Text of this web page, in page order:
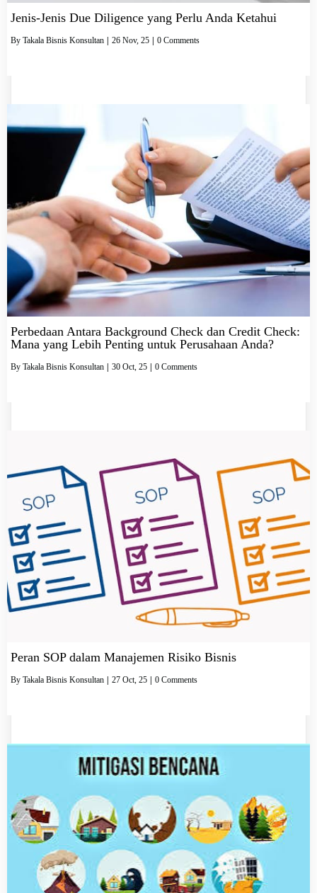
Jenis-Jenis Due Diligence yang Perlu Anda Ketahui
By Takala Bisnis Konsultan 26 Nov, 25 0 Comments
Perbedaan Antara Background Check dan Credit Check:
Mana yang Lebih Penting untuk Perusahaan Anda?
By Takala Bisnis Konsultan | 30 Oct, 25 | 0 Comments
Peran SOP dalam Manajemen Risiko Bisnis
By Takala Bisnis Konsultan 27 Oct, 25 0 Comments